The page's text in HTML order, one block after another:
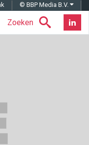
Zoeken
© BBP Media B.V.